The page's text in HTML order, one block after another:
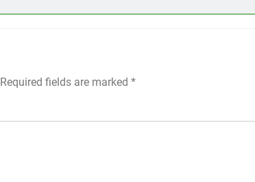
Required fields are marked *